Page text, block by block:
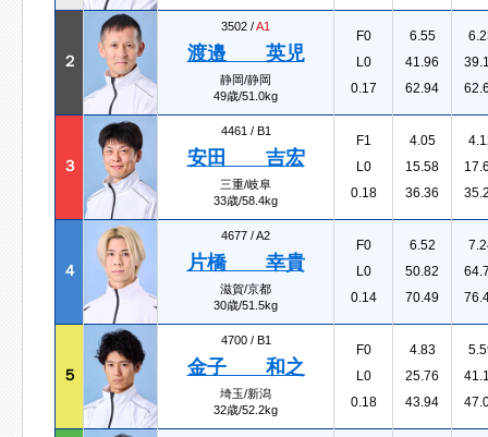
２
3502 /A1
渡邉 英児
静岡/静岡
49歳/51.0kg
F0
L0
0.17
6.55
41.96
62.94
３
4461 / B1
安田 吉宏
三重/岐阜
33歳/58.4kg
F1
L0
0.18
4.05
15.58
36.36
４
4677 /A2
片橋 幸貴
滋賀/京都
30歳/51.5kg
F0
L0
0.14
6.52
50.82
70.49
５
4700 / B1
金子 和之
埼玉/新潟
32歳/52.2kg
F0
L0
0.18
4.83
25.76
43.94